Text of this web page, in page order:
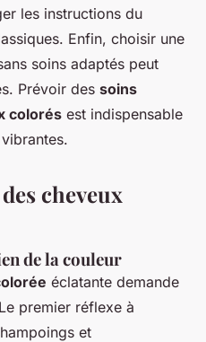
les instructions du
Enfin, choisir une
soins adaptés peut
Prévoir des soins
colorés est indispensable
cheveux
de la couleur
éclatante demande
premier réflexe à
et